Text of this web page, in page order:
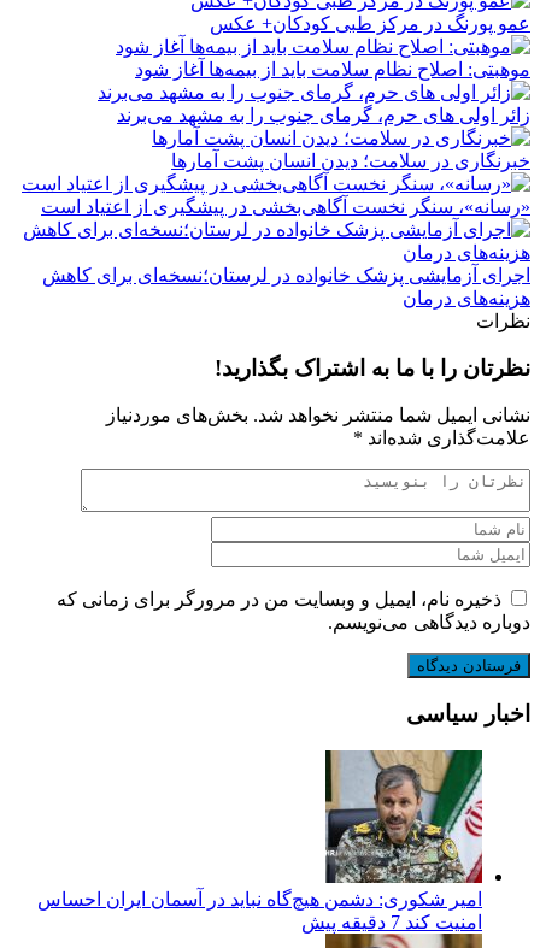
عمو پورنگ در مرکز طبی کودکان+ عکس
موهبتی: اصلاح نظام سلامت باید از بیمه‌ها آغاز شود
زائر اولی های حرم، گرمای جنوب را به مشهد می‌برند
خبرنگاری در سلامت؛ دیدن انسان پشت آمارها
«رسانه»، سنگر نخست آگاهی‌بخشی در پیشگیری از اعتیاد است
اجرای آزمایشی پزشک خانواده در لرستان؛نسخه‌ای برای کاهش
هزینه‌های درمان
نظرات
نظرتان را با ما به اشتراک بگذارید!
نشانی ایمیل شما منتشر نخواهد شد. بخش‌های موردنیاز
علامت‌گذاری شده‌اند *
ذخیره نام، ایمیل و وبسایت من در مرورگر برای زمانی که
دوباره دیدگاهی می‌نویسم.
اخبار سیاسی
امیر شکوری: دشمن هیچ‌گاه نباید در آسمان ایران احساس
امنیت کند 7 دقیقه پیش